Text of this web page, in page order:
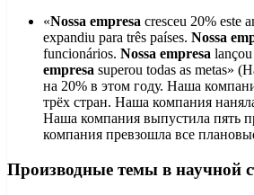
«Nossa empresa cresceu 20% este
expandiu para três países. Nossa
funcionários. Nossa empresa
empresa superou todas as metas»
на 20% в этом году. Наша
трёх стран. Наша компания
Наша компания выпустила пять
компания превзошла все
Производные темы в научной